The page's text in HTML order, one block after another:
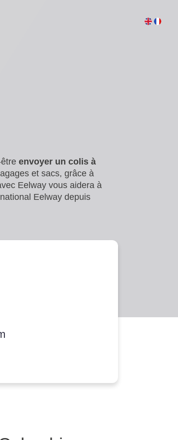
envoyer un colis à
et sacs, grâce à
Eelway vous aidera à
Eelway depuis